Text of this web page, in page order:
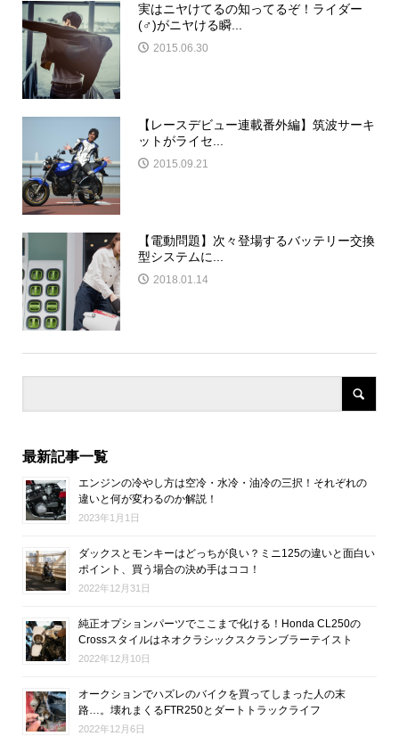
実はニヤけてるの知ってるぞ！ライダー
(♂)がニヤける瞬...
2015.06.30
【レースデビュー連載番外編】筑波サーキ
ットがライセ...
2015.09.21
【電動問題】次々登場するバッテリー交換
型システムに...
2018.01.14
最新記事一覧
エンジンの冷やし方は空冷・水冷・油冷の三択！それぞれの
違いと何が変わるのか解説！
2023年1月1日
ダックスとモンキーはどっちが良い？ミニ125の違いと面白い
ポイント、買う場合の決め手はココ！
2022年12月31日
純正オプションパーツでここまで化ける！Honda CL250の
Crossスタイルはネオクラシックスクランブラーテイスト
2022年12月10日
オークションでハズレのバイクを買ってしまった人の末
路…。壊れまくるFTR250とダートトラックライフ
2022年12月6日